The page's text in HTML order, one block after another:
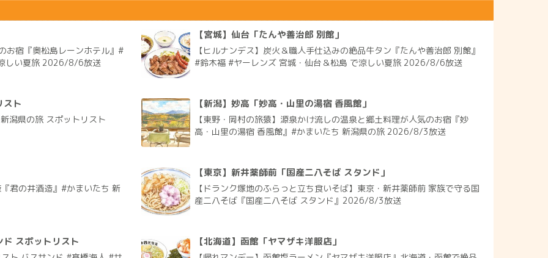
お宿『奥松島レーンホテル』#
しい夏旅 2026/8/6放送
【宮城】仙台「たんや善治郎 別館」
【ヒルナンデス】炭火＆職人手仕込みの絶品牛タン『たんや善治郎 別館』
#鈴木福 #ヤーレンズ 宮城・仙台＆松島 で涼しい夏旅 2026/8/6放送
スト
潟県の旅 スポットリスト
【新潟】妙高「妙高・山里の湯宿 香風館」
【東野・岡村の旅猿】源泉かけ流しの温泉と郷土料理が人気のお宿『妙
高・山里の湯宿 香風館』#かまいたち 新潟県の旅 2026/8/3放送
君の井酒造』#かまいたち 新
【東京】新井薬師前「国産二八そば スタンド」
【ドランク塚地のふらっと立ち食いそば】東京・新井薬師前 家族で守る国
産二八そば『国産二八そば スタンド』2026/8/3放送
ド スポットリスト 【北海道】函館「ヤマザキ洋服店」